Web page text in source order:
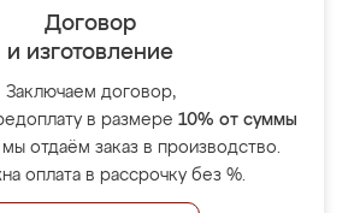
Договор
и изготовление
Заключаем договор,
в размере 10% от суммы
мы отдаём заказ в производство.
оплата в рассрочку без %.